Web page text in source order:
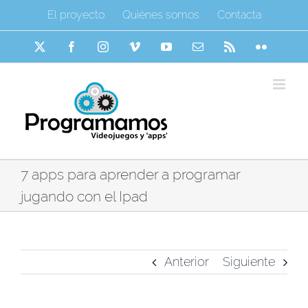
al
contenido
El proyecto Quiénes somos Contacta
FacebookInstagramVimeo YouTubeCorreo
Flickr
7 apps para aprender a programar
jugando con el Ipad
Anterior Siguiente